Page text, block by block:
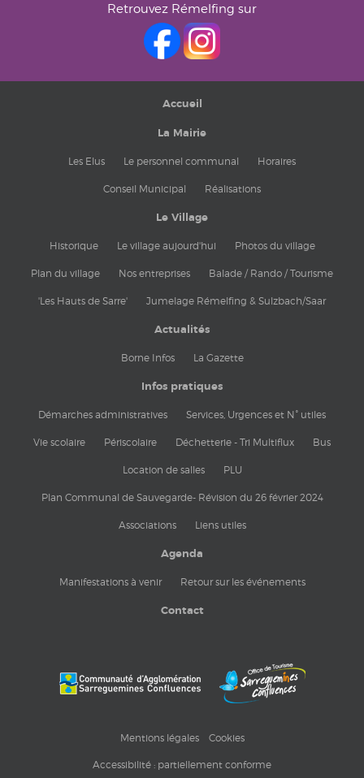
Retrouvez Rémelfing sur
Accueil
La Mairie
Les Elus Le personnel communal Horaires
Conseil Municipal Réalisations
Le Village
Historique Le village aujourd'hui Photos du village
Plan du village Nos entreprises Balade / Rando / Tourisme
'Les Hauts de Sarre' Jumelage Rémelfing & Sulzbach/Saar
Actualités
Borne Infos La Gazette
Infos pratiques
Démarches administratives Services, Urgences et N° utiles
Vie scolaire Périscolaire Déchetterie - Tri Multiflux Bus
Location de salles PLU
Plan Communal de Sauvegarde- Révision du 26 février 2024
Associations Liens utiles
Agenda
Manifestations à venir Retour sur les événements
Contact
Mentions légales Cookies
Accessibilité : partiellement conforme